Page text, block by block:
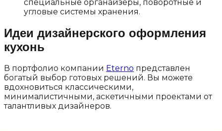
специальные органайзеры, поворотные и
угловые системы хранения.
Идеи дизайнерского оформления
кухонь
В портфолио компании Eterno представлен
богатый выбор готовых решений. Вы можете
вдохновиться классическими,
минималистичными, аскетичными проектами от
талантливых дизайнеров.